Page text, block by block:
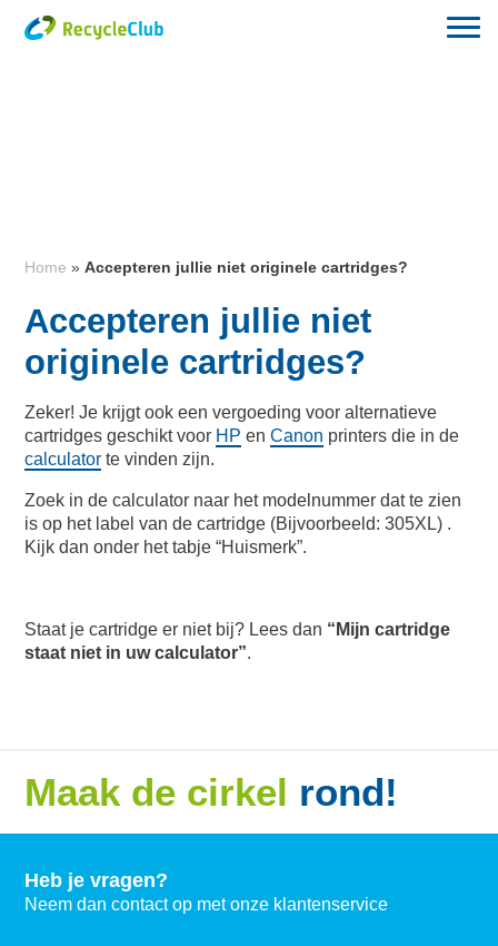
Home »Accepteren jullie niet originele cartridges?
Accepteren jullie niet
originele cartridges?
Zeker! Je krijgt ook een vergoeding voor alternatieve
cartridges geschikt voor HP enCanon printers die in de
calculator te vinden zijn.
Zoek in de calculator naar het modelnummer dat te zien
is op het label van de cartridge (Bijvoorbeeld: 305XL) .
Kijk dan onder het tabje “Huismerk”.
Staat je cartridge er niet bij? Lees dan “Mijn cartridge
staat niet in uw calculator”.
Maak de cirkel rond!
Heb je vragen?
Neem dan contact op met onze klantenservice